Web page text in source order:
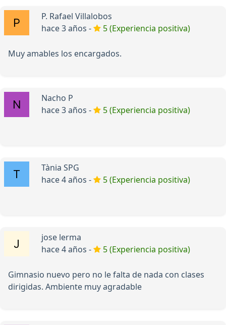
P. Rafael Villalobos
hace 3 años -
5 (Experiencia positiva)
Muy amables los encargados.
Nacho P
hace 3 años -
5 (Experiencia positiva)
Tània SPG
hace 4 años -
5 (Experiencia positiva)
jose lerma
hace 4 años -
5 (Experiencia positiva)
Gimnasio nuevo pero no le falta de nada con clases
dirigidas. Ambiente muy agradable